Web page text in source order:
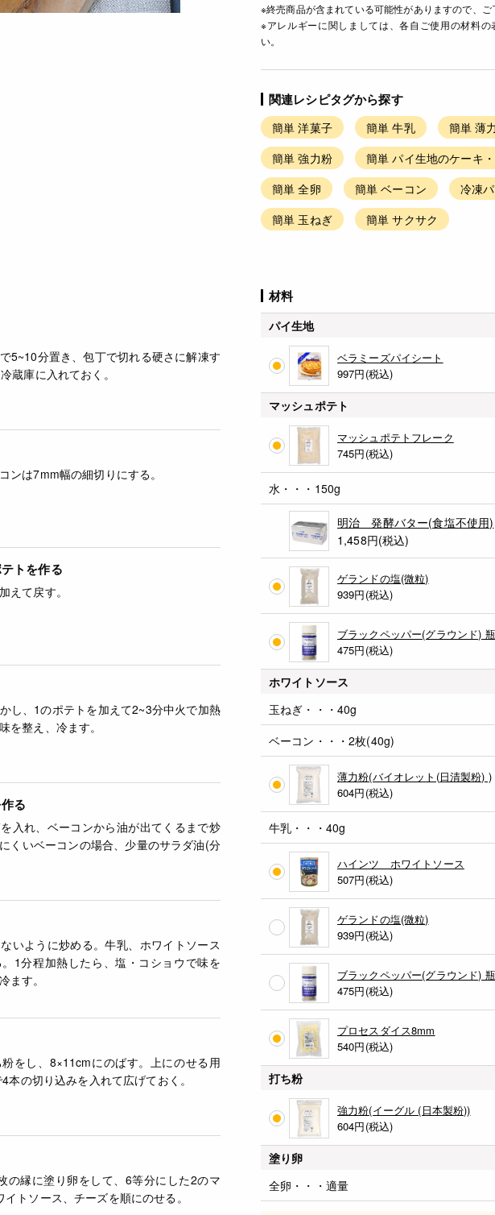
※終売商品が含まれている可能性がありますので、ご
※アレルギーに関しましては、各自ご使用の材料の
い。
関連レシピタグから探す
簡単 洋菓子 簡単 牛乳
簡単 薄
簡単 強力粉
簡単 パイ生地のケーキ
簡単 全卵
簡単 ベーコン
冷凍
簡単 玉ねぎ
簡単 サクサク
材料
パイ生地
ベラミーズパイシート
997円(税込)
マッシュポテト
マッシュポテトフレーク
745円(税込)
水・・・150g
明治 発酵バター(食塩不使用)
1,458円(税込)
ゲランドの塩(微粒)
939円(税込)
ブラックペッパー(グラウンド) 瓶
475円(税込)
ホワイトソース
玉ねぎ・・・40g
ベーコン・・・2枚(40g)
薄力粉(バイオレット(日清製粉) )
604円(税込)
牛乳・・・40g
ハインツ ホワイトソース
507円(税込)
ゲランドの塩(微粒)
939円(税込)
ブラックペッパー(グラウンド) 瓶
475円(税込)
プロセスダイス8mm
540円(税込)
打ち粉
強力粉(イーグル (日本製粉))
604円(税込)
塗り卵
全卵・・・適量
5~10分置き、包丁で切れる硬さに解凍す
蔵庫に入れておく。
ンは7mm幅の細切りにする。
トを作る
えて戻す。
し、1のポテトを加えて2~3分中火で加熱
を整え、冷ます。
る
入れ、ベーコンから油が出てくるまで炒
くいベーコンの場合、少量のサラダ油(分
いように炒める。牛乳、ホワイトソース
1分程加熱したら、塩・コショウで味を
ます。
をし、8×11cmにのばす。上にのせる用
の切り込みを入れて広げておく。
の縁に塗り卵をして、6等分にした2のマ
トソース、チーズを順にのせる。